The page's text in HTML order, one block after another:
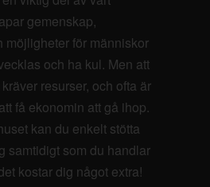
gemenskap,
möjligheter för människor
och ha kul. Men att
resurser, och ofta är
få ekonomin att gå ihop.
kan du enkelt stötta
samtidigt som du handlar
kostar dig något extra!